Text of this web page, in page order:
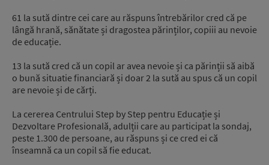
61 la sută dintre cei care au răspuns întrebărilor cred că pe
lângă hrană, sănătate și dragostea părinților, copiii au nevoie
de educație.
13 la sută cred că un copil ar avea nevoie și ca părinții să aibă
o bună situatie financiară și doar 2 la sută au spus că un copil
are nevoie și de cărți.
La cererea Centrului Step by Step pentru Educație și
Dezvoltare Profesională, adulții care au participat la sondaj,
peste 1.300 de persoane, au răspuns și ce cred ei că
înseamnă ca un copil să fie educat.